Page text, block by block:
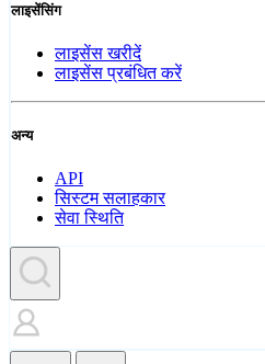
लाइसेंसिंग
लाइसेंस खरीदें
लाइसेंस प्रबंधित करें
अन्य
API
सिस्टम सलाहकार
सेवा स्थिति